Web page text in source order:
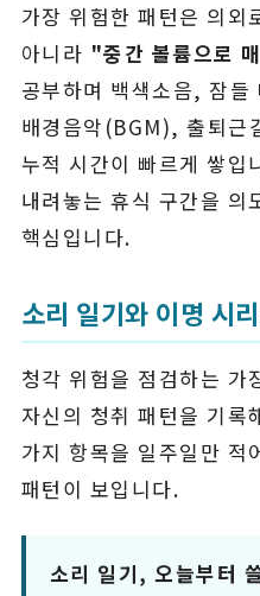
가장 위험한 패턴은 의
아니라 "중간 볼륨으로
공부하며 백색소음, 잠들
배경음악(BGM), 출퇴근
누적 시간이 빠르게 쌓입
내려놓는 휴식 구간을 의
핵심입니다.
소리 일기와 이명 시
청각 위험을 점검하는 가
자신의 청취 패턴을 기록
가지 항목을 일주일만 적
패턴이 보입니다.
소리 일기, 오늘부터